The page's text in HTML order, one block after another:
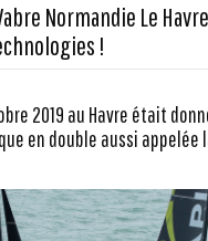
Normandie Le
!
2019 au Havre était
en double aussi appelée